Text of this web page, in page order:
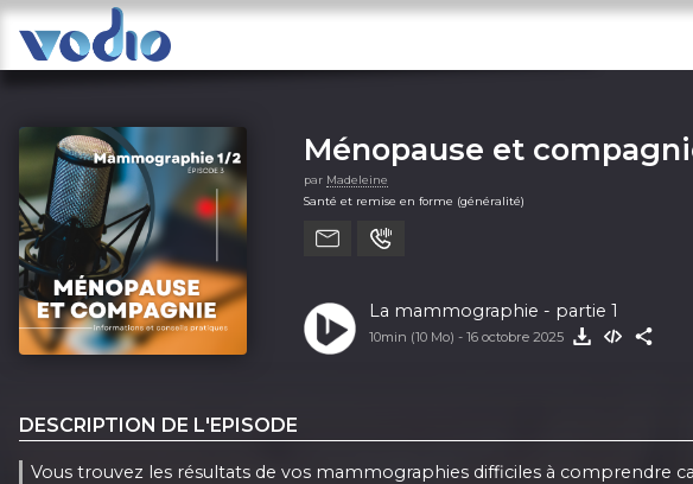
Ménopause et
par Madeleine
Santé et remise en forme (généralité)
La mammographie - partie 1
10min (10 Mo) - 16 octobre 2025
DESCRIPTION DE L'EPISODE
Vous trouvez les résultats de vos mammographies difficiles à comprendre